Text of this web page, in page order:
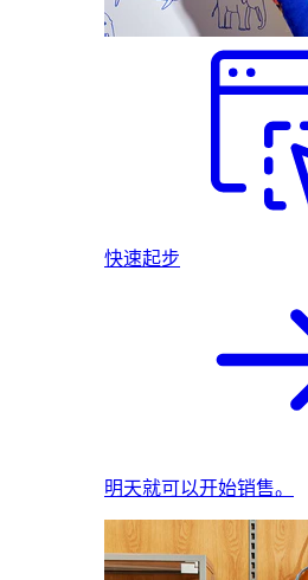
快速起步
明天就可以开始销售。